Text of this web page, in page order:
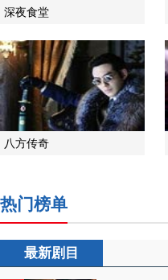
深夜食堂
八方传奇
热门榜单
最新剧目